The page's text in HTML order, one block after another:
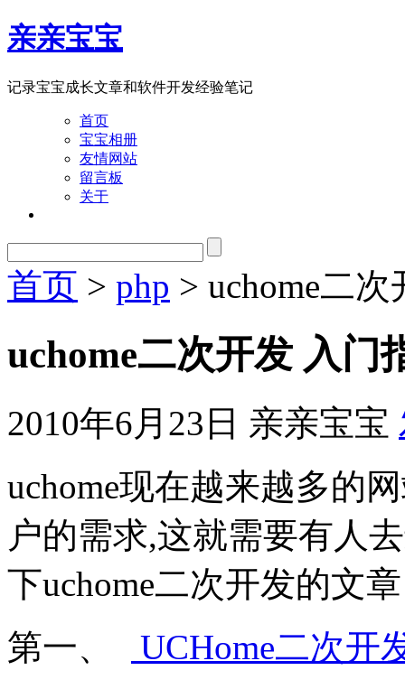
亲亲宝宝
记录宝宝成长文章和软件开发经验笔记
首页
宝宝相册
友情网站
留言板
关于
首页 > php > uchome二
uchome二次开发 入门
2010年6月23日 亲亲宝宝
uchome现在越来越多的
户的需求,这就需要有人
下uchome二次开发的文
第一、
UCHome二次开